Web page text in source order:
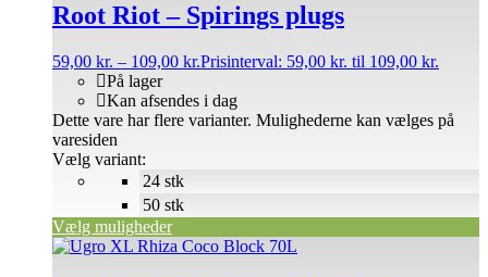
Root Riot – Spirings plugs
59,00 kr. – 109,00 kr.Prisinterval: 59,00 kr. til 109,00 kr.
På lager
Kan afsendes i dag
Vælg variant:
Vælg muligheder
Dette vare har flere varianter. Mulighederne kan vælges på
varesiden
24 stk
50 stk